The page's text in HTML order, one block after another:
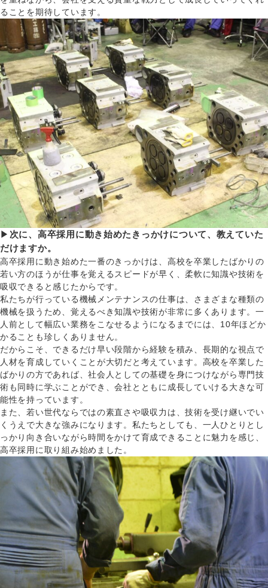
ることを期待しています。
▶ 次に、高卒採用に動き始めたきっかけについて、教えていた
だけますか。
高卒採用に動き始めた一番のきっかけは、高校を卒業したばかりの
若い方のほうが仕事を覚えるスピードが早く、柔軟に知識や技術を
吸収できると感じたからです。
私たちが行っている機械メンテナンスの仕事は、さまざまな種類の
機械を扱うため、覚えるべき知識や技術が非常に多くあります。一
人前として幅広い業務をこなせるようになるまでには、10年ほどか
かることも珍しくありません。
だからこそ、できるだけ早い段階から経験を積み、長期的な視点で
人材を育成していくことが大切だと考えています。高校を卒業した
ばかりの方であれば、社会人としての基礎を身につけながら専門技
術も同時に学ぶことができ、会社とともに成長していける大きな可
能性を持っています。
また、若い世代ならではの素直さや吸収力は、技術を受け継いでい
くうえで大きな強みになります。私たちとしても、一人ひとりとし
っかり向き合いながら時間をかけて育成できることに魅力を感じ、
高卒採用に取り組み始めました。